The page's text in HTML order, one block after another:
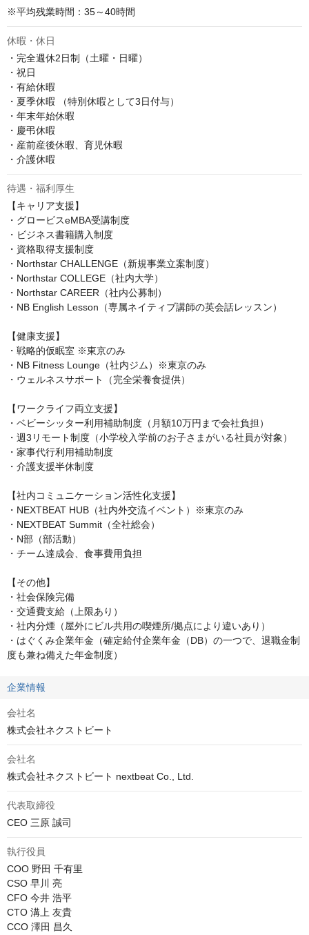
※平均残業時間：35～40時間
休暇・休日
・完全週休2日制（土曜・日曜）
・祝日
・有給休暇
・夏季休暇 （特別休暇として3日付与）
・年末年始休暇
・慶弔休暇
・産前産後休暇、育児休暇
・介護休暇
待遇・福利厚生
【キャリア支援】
・グロービスeMBA受講制度
・ビジネス書籍購入制度
・資格取得支援制度
・Northstar CHALLENGE（新規事業立案制度）
・Northstar COLLEGE（社内大学）
・Northstar CAREER（社内公募制）
・NB English Lesson（専属ネイティブ講師の英会話レッスン）
【健康支援】
・戦略的仮眠室 ※東京のみ
・NB Fitness Lounge（社内ジム）※東京のみ
・ウェルネスサポート（完全栄養食提供）
【ワークライフ両立支援】
・ベビーシッター利用補助制度（月額10万円まで会社負担）
・週3リモート制度（小学校入学前のお子さまがいる社員が対象）
・家事代行利用補助制度
・介護支援半休制度
【社内コミュニケーション活性化支援】
・NEXTBEAT HUB（社内外交流イベント）※東京のみ
・NEXTBEAT Summit（全社総会）
・N部（部活動）
・チーム達成会、食事費用負担
【その他】
・社会保険完備
・交通費支給（上限あり）
・社内分煙（屋外にビル共用の喫煙所/拠点により違いあり）
・はぐくみ企業年金（確定給付企業年金（DB）の一つで、退職金制
度も兼ね備えた年金制度）
企業情報
会社名
株式会社ネクストビート
会社名
株式会社ネクストビート nextbeat Co., Ltd.
代表取締役
CEO 三原 誠司
執行役員
COO 野田 千有里
CSO 早川 亮
CFO 今井 浩平
CTO 溝上 友貴
CCO 澤田 昌久